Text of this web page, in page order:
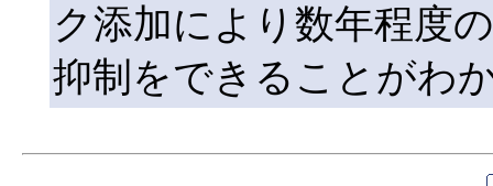
ク添加により数年程度
抑制をできることがわ